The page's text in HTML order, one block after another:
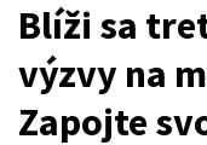
Blíži sa
výzvy na
Zapojte